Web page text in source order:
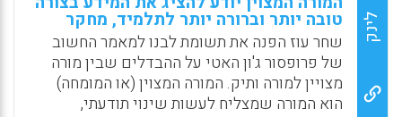
WhatsApp
Facebook
Email
X
אסטרטגיות הוראה וניהול כיתה (Choy, D., Wong,
A., Lim, K., & Chong, S).
WhatsApp
Facebook
Email
X
לינק טובה יותר וברורה יותר לתלמיד, מחקר
שחר עוז הפנה את תשומת לבנו למאמר החשוב
של פרופסור ג'ון האטי על ההבדלים שבין מורה
מצויין למורה ותיק. המורה המצוין (או המומחה)
הוא המורה שמצליח לעשות שינוי תודעתי,